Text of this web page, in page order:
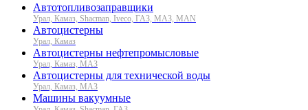
Автотопливозаправщики
Урал, Камаз, Shacman, Iveco, ГАЗ, МАЗ, MAN
Автоцистерны
Урал, Камаз
Автоцистерны нефтепромысловые
Урал, Камаз, МАЗ
Автоцистерны для технической воды
Урал, Камаз, МАЗ
Машины вакуумные